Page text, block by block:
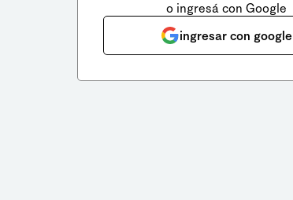
o ingresá con Google
ingresar con google